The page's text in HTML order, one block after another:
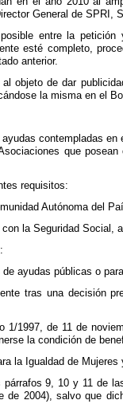
General de
entre la
esté completo,
anterior.
objeto de dar
la misma en el
contempladas
que
requisitos:
Autónoma del
la Seguridad
ayudas públicas o
tras una decisión
1997, de 11 de
la condición de
la Igualdad de Mujeres
9, 10 y 11 de
de 2004), salvo que